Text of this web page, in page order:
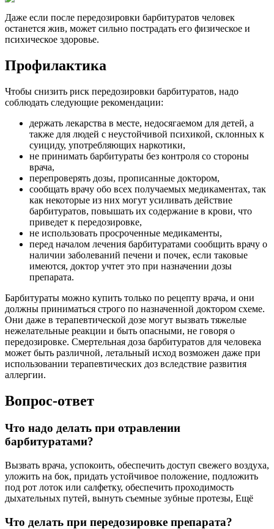
Даже если после передозировки барбитуратов человек
останется жив, может сильно пострадать его физическое и
психическое здоровье.
Профилактика
Чтобы снизить риск передозировки барбитуратов, надо
соблюдать следующие рекомендации:
держать лекарства в месте, недосягаемом для детей, а
также для людей с неустойчивой психикой, склонных к
суициду, употребляющих наркотики,
не принимать барбитураты без контроля со стороны
врача,
перепроверять дозы, прописанные доктором,
сообщать врачу обо всех получаемых медикаментах, так
как некоторые из них могут усиливать действие
барбитуратов, повышать их содержание в крови, что
приведет к передозировке,
не использовать просроченные медикаменты,
перед началом лечения барбитуратами сообщить врачу о
наличии заболеваний печени и почек, если таковые
имеются, доктор учтет это при назначении дозы
препарата.
Барбитураты можно купить только по рецепту врача, и они
должны приниматься строго по назначенной доктором схеме.
Они даже в терапевтической дозе могут вызвать тяжелые
нежелательные реакции и быть опасными, не говоря о
передозировке. Смертельная доза барбитуратов для человека
может быть различной, летальный исход возможен даже при
использовании терапевтических доз вследствие развития
аллергии.
Вопрос-ответ
Что надо делать при отравлении
барбитуратами?
Вызвать врача, успокоить, обеспечить доступ свежего воздуха,
уложить на бок, придать устойчивое положение, подложить
под рот лоток или салфетку, обеспечить проходимость
дыхательных путей, вынуть съемные зубные протезы, Ещё
Что делать при передозировке препарата?